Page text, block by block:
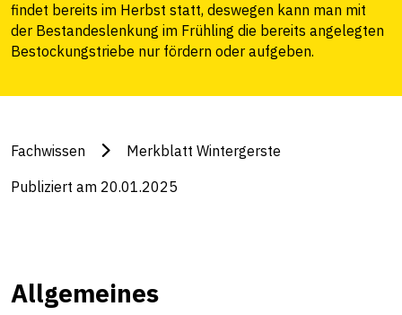
findet bereits im Herbst statt, deswegen kann man mit
der Bestandeslenkung im Frühling die bereits angelegten
Bestockungstriebe nur fördern oder aufgeben.
Fachwissen Merkblatt Wintergerste
Publiziert am 20.01.2025
Allgemeines